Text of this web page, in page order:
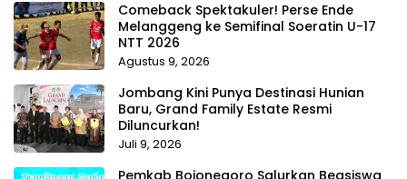
Comeback Spektakuler! Perse Ende
Melanggeng ke Semifinal Soeratin U-17
NTT 2026
Agustus 9, 2026
Jombang Kini Punya Destinasi Hunian
Baru, Grand Family Estate Resmi
Diluncurkan!
Juli 9, 2026